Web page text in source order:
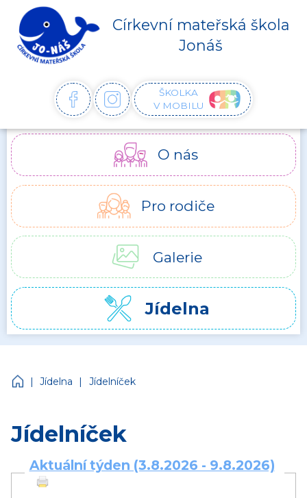
Církevní mateřská škola
Jonáš
FACEBOOKINSTAGRAM
ŠKOLKA
V MOBILU
O nás
Pro rodiče
Galerie
Jídelna
Církevní mateřská škola Jonáš
| Jídelna | Jídelníček
Jídelníček
Aktuální týden (3.8.2026 - 9.8.2026)